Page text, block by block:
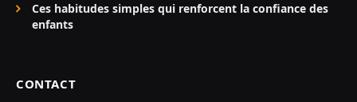
Ces habitudes simples qui renforcent la confiance des
enfants
CONTACT